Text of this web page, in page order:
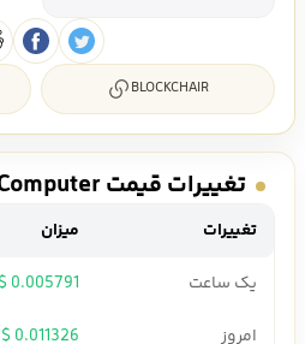
BLOCKCHAIR
تغییرات قیمت Internet Computer
تغییرات میزان
یک ساعت
0.005791 $
امروز
0.011326 $